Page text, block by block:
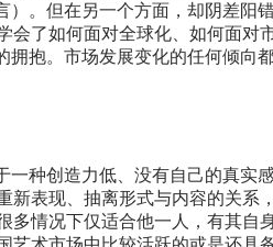
。但在另一个方面，却阴差阳
会了如何面对全球化、如何面对
拥抱。市场发展变化的任何倾向
一种创造力低、没有自己的真实
表现、抽离形式与内容的关系
情况下仅适合他一人，有其自